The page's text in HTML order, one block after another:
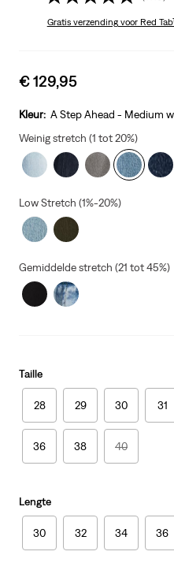
Gratis verzendingvoor Red
Sale
is
€ 129,95
Kleur: A Step Ahead - Medium
Weinig stretch (1 tot 20%)
Low Stretch (1%-20%)
Gemiddelde stretch (21 tot 45%)
Taille
28 29 30 31
36 38 40
Lengte
30 32 34 36